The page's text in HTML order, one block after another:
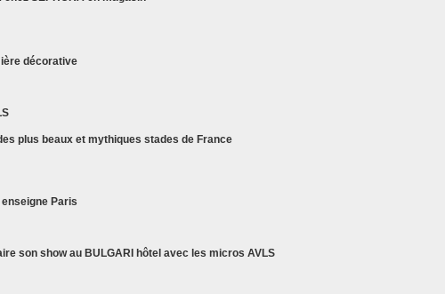
plus beaux et mythiques stades de France
son show au BULGARI hôtel avec les micros AVLS